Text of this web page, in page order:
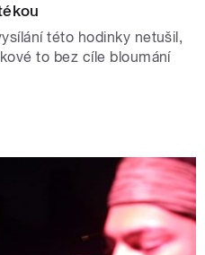
této hodinky netušil,
to bez cíle bloumání